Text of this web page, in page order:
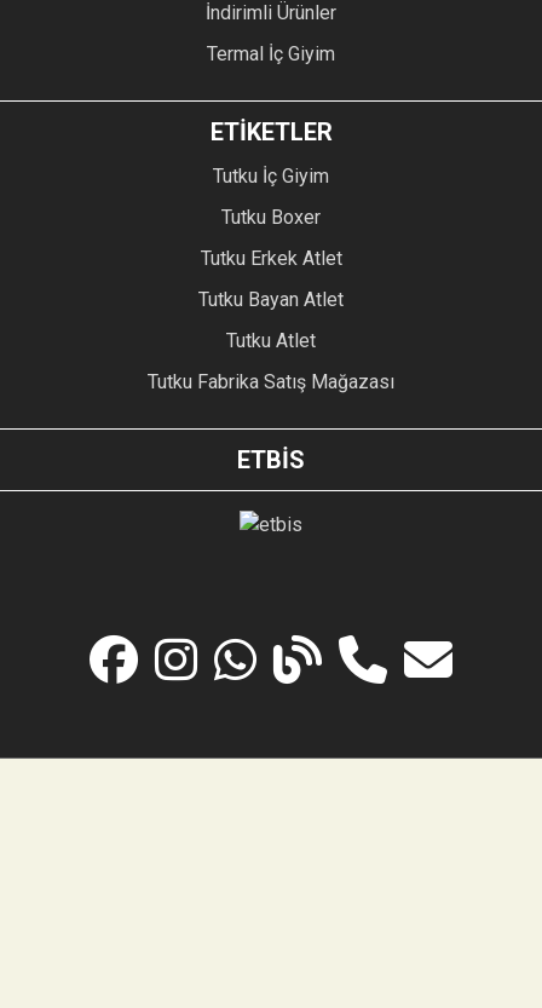
İndirimli Ürünler
Termal İç Giyim
ETİKETLER
Tutku İç Giyim
Tutku Boxer
Tutku Erkek Atlet
Tutku Bayan Atlet
Tutku Atlet
Tutku Fabrika Satış Mağazası
ETBİS